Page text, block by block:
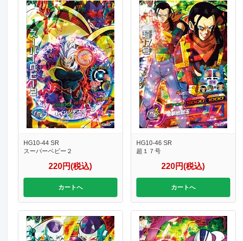
HG10-44 SR
スーパーベビー２
220円(税込)
カートへ
HG10-46 SR
超１７号
220円(税込)
カートへ